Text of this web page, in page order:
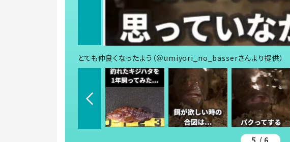
とても仲良くなったよう（＠umiyori_no_basserさんより提供）